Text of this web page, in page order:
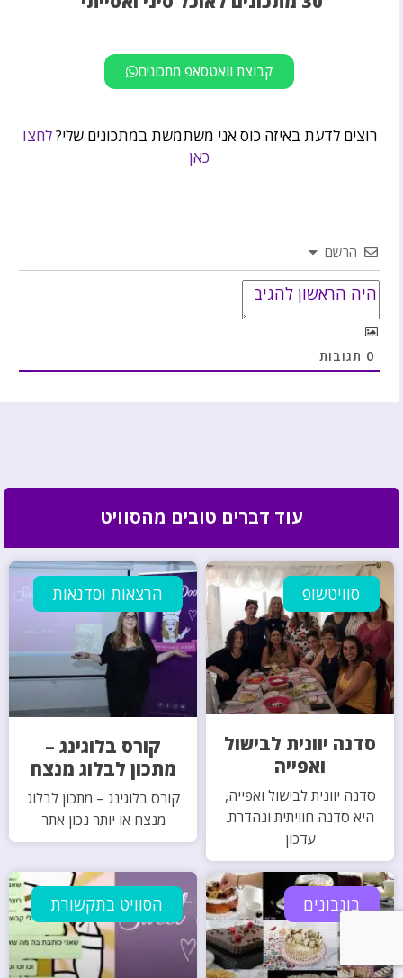
קבוצת וואטסאפ מתכונים
רוצים לדעת באיזה כוס אני משתמשת במתכונים שלי?לחצו
כאן
הרשם
0 תגובות
עוד דברים טובים מהסוויט
סוויטשופ
סדנה יוונית לבישול
ואפייה
סדנה יוונית לבישול ואפייה,
היא סדנה חוויתית ונהדרת.
עדכון
הרצאות וסדנאות
קורס בלוגינג –
מתכון לבלוג מנצח
קורס בלוגינג – מתכון לבלוג
מנצח או יותר נכון אתר
בונבונים הסוויט בתקשורת